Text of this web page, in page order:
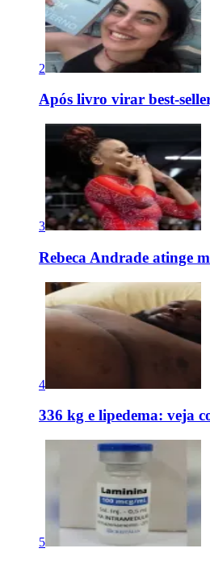
2
Após livro virar best-
3
Rebeca Andrade atinge
4
336 kg e lipedema: veja
5